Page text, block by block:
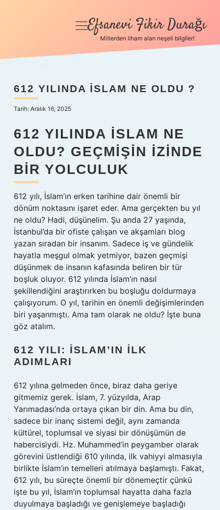
Anasayfa
Yasal Uyarı
menüyü
Efsanevi Fikir Durağı
Mitlerden ilham alan neşeli bilgiler!
612 YILINDA İSLAM NE OLDU ?
Tarih: Aralık 16, 2025
612 YILINDA İSLAM NE
OLDU? GEÇMIŞIN İZINDE
BIR YOLCULUK
612 yılı, İslam’ın erken tarihine dair önemli bir
dönüm noktasını işaret eder. Ama gerçekten bu yıl
ne oldu? Hadi, düşünelim. Şu anda 27 yaşında,
İstanbul’da bir ofiste çalışan ve akşamları blog
yazan sıradan bir insanım. Sadece iş ve gündelik
hayatla meşgul olmak yetmiyor, bazen geçmişi
düşünmek de insanın kafasında beliren bir tür
boşluk oluyor. 612 yılında İslam’ın nasıl
şekillendiğini araştırırken bu boşluğu doldurmaya
çalışıyorum. O yıl, tarihin en önemli değişimlerinden
biri yaşanmıştı. Ama tam olarak ne oldu? İşte buna
göz atalım.
612 YILI: İSLAM’IN İLK
ADIMLARI
612 yılına gelmeden önce, biraz daha geriye
gitmemiz gerek. İslam, 7. yüzyılda, Arap
Yarımadası’nda ortaya çıkan bir din. Ama bu din,
sadece bir inanç sistemi değil, aynı zamanda
kültürel, toplumsal ve siyasi bir dönüşümün de
habercisiydi. Hz. Muhammed’in peygamber olarak
görevini üstlendiği 610 yılında, ilk vahiyyi almasıyla
birlikte İslam’ın temelleri atılmaya başlamıştı. Fakat,
612 yılı, bu süreçte önemli bir dönemeçtir çünkü
işte bu yıl, İslam’ın toplumsal hayatta daha fazla
duyulmaya başladığı ve genişlemeye başladığı